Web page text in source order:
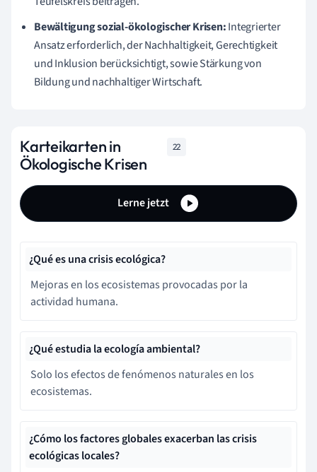
Bewältigung sozial-ökologischer Krisen:Integrierter
Ansatz erforderlich, der Nachhaltigkeit, Gerechtigkeit
und Inklusion berücksichtigt, sowie Stärkung von
Bildung und nachhaltiger Wirtschaft.
Karteikarten in
Ökologische Krisen
22
Lerne jetzt
¿Qué es una crisis ecológica?
Mejoras en los ecosistemas provocadas por la
actividad humana.
¿Qué estudia la ecología ambiental?
Solo los efectos de fenómenos naturales en los
ecosistemas.
¿Cómo los factores globales exacerban las crisis
ecológicas locales?